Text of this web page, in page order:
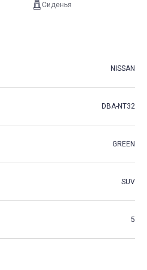
Сиденья
NISSAN
DBA-NT32
GREEN
SUV
5